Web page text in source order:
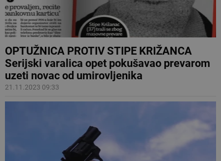
OPTUŽNICA PROTIV STIPE KRIŽANCA
Serijski varalica opet pokušavao prevarom
uzeti novac od umirovljenika
21.11.2023 09:33